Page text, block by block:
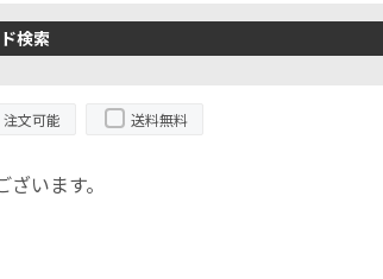
検索
文可能 送料無料
います。